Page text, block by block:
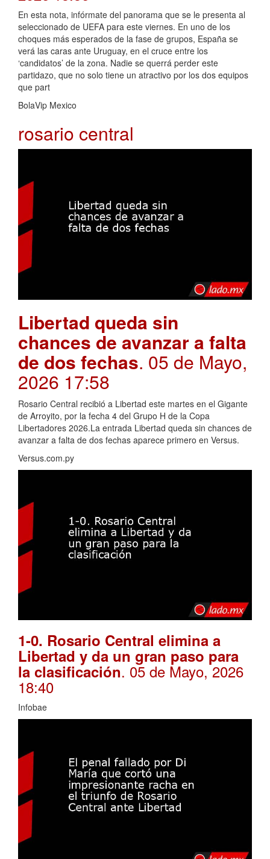
En esta nota, infórmate del panorama que se le presenta al
seleccionado de UEFA para este viernes. En uno de los
choques más esperados de la fase de grupos, España se
verá las caras ante Uruguay, en el cruce entre los
‘candidatos’ de la zona. Nadie se querrá perder este
partidazo, que no solo tiene un atractivo por los dos equipos
que part
BolaVip Mexico
rosario central
Libertad queda sin
chances de avanzar a falta
de dos fechas. 05 de Mayo,
2026 17:58
Rosario Central recibió a Libertad este martes en el Gigante
de Arroyito, por la fecha 4 del Grupo H de la Copa
Libertadores 2026.La entrada Libertad queda sin chances de
avanzar a falta de dos fechas aparece primero en Versus.
Versus.com.py
1-0. Rosario Central elimina a
Libertad y da un gran paso para
la clasificación. 05 de Mayo, 2026
18:40
Infobae